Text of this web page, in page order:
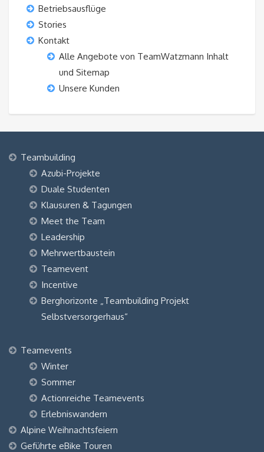
Betriebsausflüge
Stories
Kontakt
Alle Angebote von TeamWatzmann Inhalt
und Sitemap
Unsere Kunden
Teambuilding
Azubi-Projekte
Duale Studenten
Klausuren & Tagungen
Meet the Team
Leadership
Mehrwertbaustein
Teamevent
Incentive
Berghorizonte „Teambuilding Projekt
Selbstversorgerhaus“
Teamevents
Winter
Sommer
Actionreiche Teamevents
Erlebniswandern
Alpine Weihnachtsfeiern
Geführte eBike Touren